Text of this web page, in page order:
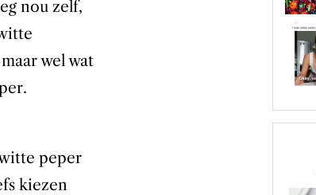
nou zelf,
wel wat
peper
kiezen